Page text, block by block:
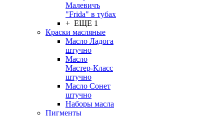
Малевичъ
"Frida" в тубах
+ ЕЩЕ 1
Краски масляные
Масло Ладога
штучно
Масло
Мастер-Класс
штучно
Масло Сонет
штучно
Наборы масла
Пигменты